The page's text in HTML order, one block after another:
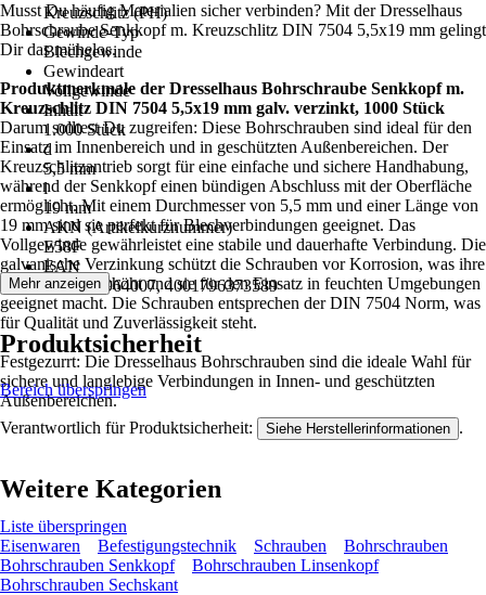
Kreuzschlitz (PH)
Gewinde-Typ
Blechgewinde
Gewindeart
Vollgewinde
Inhalt
1.000 Stück
d
5,5 mm
l
19 mm
AKN (Artikelkurznummer)
E58F
EAN
2003830964007, 4001796373589
Musst Du häufig Materialien sicher verbinden? Mit der Dresselhaus
Bohrschraube Senkkopf m. Kreuzschlitz DIN 7504 5,5x19 mm gelingt
Dir das mühelos.
Produktmerkmale der Dresselhaus Bohrschraube Senkkopf m.
Kreuzschlitz DIN 7504 5,5x19 mm galv. verzinkt, 1000 Stück
Darum solltest Du zugreifen: Diese Bohrschrauben sind ideal für den
Einsatz im Innenbereich und in geschützten Außenbereichen. Der
Kreuzschlitzantrieb sorgt für eine einfache und sichere Handhabung,
während der Senkkopf einen bündigen Abschluss mit der Oberfläche
ermöglicht. Mit einem Durchmesser von 5,5 mm und einer Länge von
19 mm sind sie perfekt für Blechverbindungen geeignet. Das
Vollgewinde gewährleistet eine stabile und dauerhafte Verbindung. Die
galvanische Verzinkung schützt die Schrauben vor Korrosion, was ihre
Langlebigkeit erhöht und sie für den Einsatz in feuchten Umgebungen
geeignet macht. Die Schrauben entsprechen der DIN 7504 Norm, was
für Qualität und Zuverlässigkeit steht.
Festgezurrt: Die Dresselhaus Bohrschrauben sind die ideale Wahl für
sichere und langlebige Verbindungen in Innen- und geschützten
Außenbereichen.
Mehr anzeigen
Produktsicherheit
Bereich überspringen
Verantwortlich für Produktsicherheit: Siehe Herstellerinformationen .
Weitere Kategorien
Liste überspringen
Eisenwaren
Befestigungstechnik Schrauben
Bohrschrauben
Bohrschrauben Senkkopf
Bohrschrauben Linsenkopf
Bohrschrauben Sechskant